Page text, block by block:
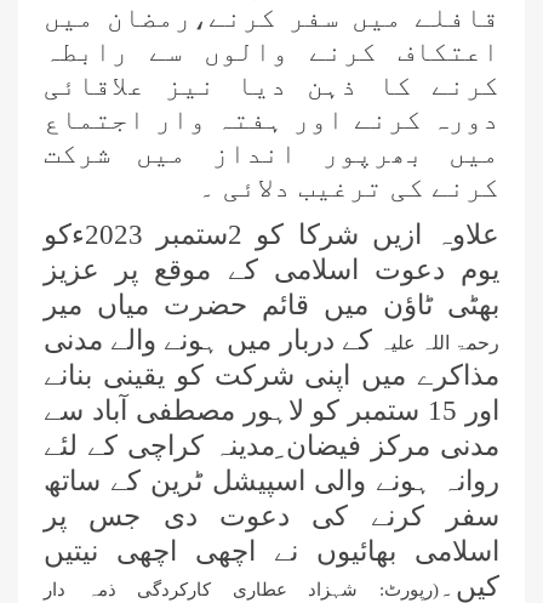
قافلے میں سفر کرنے،رمضان میں
اعتکاف کرنے والوں سے رابطہ
کرنے کا ذہن دیا نیز علاقائی
دورہ کرنے اور ہفتہ وار اجتماع
میں بھرپور انداز میں شرکت
کرنے کی ترغیب دلائی ۔
علاوہ ازیں شرکا کو 2ستمبر 2023ءکو
یوم دعوت اسلامی کے موقع پر عزیز
بھٹی ٹاؤن میں قائم حضرت میاں میر
رحمۃ اللہ علیہ
کے دربار میں ہونے والے مدنی
مذاکرے میں اپنی شرکت کو یقینی بنانے
اور 15 ستمبر کو لاہور مصطفی آباد سے
مدنی مرکز فیضان ِمدینہ کراچی کے لئے
روانہ ہونے والی اسپیشل ٹرین کے ساتھ
سفر کرنے کی دعوت دی جس پر
اسلامی بھائیوں نے اچھی اچھی نیتیں
کیں۔ (رپورٹ: شہزاد عطاری کارکردگی ذمہ دار